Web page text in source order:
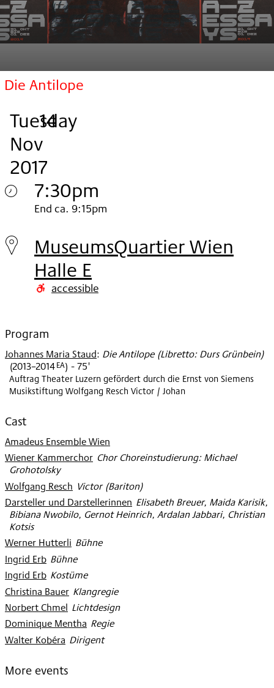
Die Antilope
Tuesday
, 14
.
Nov
2017
.
7:30pm
Tuesday
14.
Nov
2017
End ca. 9:15pm
MuseumsQuartier Wien
Halle E
accessible
Program
Johannes Maria Staud: Die Antilope (Libretto: Durs Grünbein)
(2013–2014EA) - 75'
Auftrag Theater Luzern gefördert durch die Ernst von Siemens
Musikstiftung Wolfgang Resch Victor / Johan
Cast
Amadeus Ensemble Wien
Wiener Kammerchor
: Chor Choreinstudierung: Michael
Grohotolsky
Wolfgang Resch: Victor (Bariton)
Darsteller und Darstellerinnen: Elisabeth Breuer, Maida Karisik,
Bibiana Nwobilo, Gernot Heinrich, Ardalan Jabbari, Christian
Kotsis
Werner Hutterli: Bühne
Ingrid Erb
: Bühne
Ingrid Erb
: Kostüme
Christina Bauer
: Klangregie
Norbert Chmel: Lichtdesign
Dominique Mentha: Regie
Walter Kobéra: Dirigent
More events